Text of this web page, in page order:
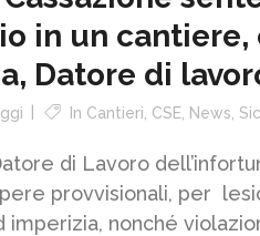
in un
Datore di
In Cantieri CSE News
di Lavoro
provvisionali, per
imperizia, nonché